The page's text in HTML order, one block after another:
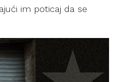
im poticaj da se